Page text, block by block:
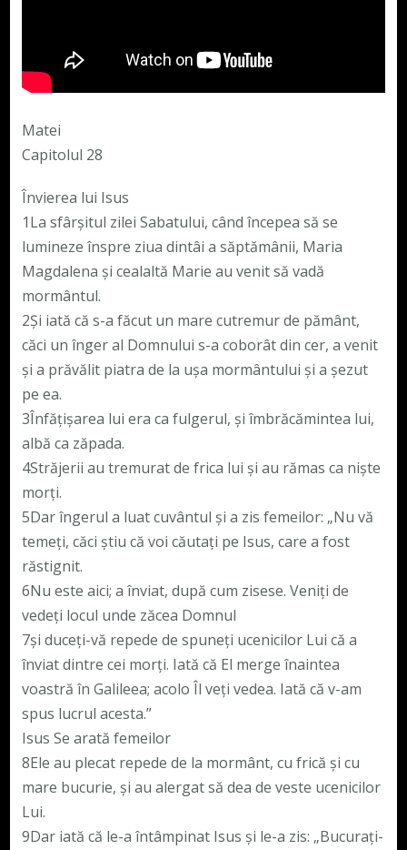
Matei
Capitolul 28
Învierea lui Isus
1La sfârşitul zilei Sabatului, când începea să se
lumineze înspre ziua dintâi a săptămânii, Maria
Magdalena şi cealaltă Marie au venit să vadă
mormântul.
2Şi iată că s-a făcut un mare cutremur de pământ,
căci un înger al Domnului s-a coborât din cer, a venit
şi a prăvălit piatra de la uşa mormântului şi a şezut
pe ea.
3Înfăţişarea lui era ca fulgerul, şi îmbrăcămintea lui,
albă ca zăpada.
4Străjerii au tremurat de frica lui şi au rămas ca nişte
morţi.
5Dar îngerul a luat cuvântul şi a zis femeilor: „Nu vă
temeţi, căci ştiu că voi căutaţi pe Isus, care a fost
răstignit.
6Nu este aici; a înviat, după cum zisese. Veniţi de
vedeţi locul unde zăcea Domnul
7şi duceţi-vă repede de spuneţi ucenicilor Lui că a
înviat dintre cei morţi. Iată că El merge înaintea
voastră în Galileea; acolo Îl veţi vedea. Iată că v-am
spus lucrul acesta.”
Isus Se arată femeilor
8Ele au plecat repede de la mormânt, cu frică şi cu
mare bucurie, şi au alergat să dea de veste ucenicilor
Lui.
9Dar iată că le-a întâmpinat Isus şi le-a zis: „Bucuraţi-